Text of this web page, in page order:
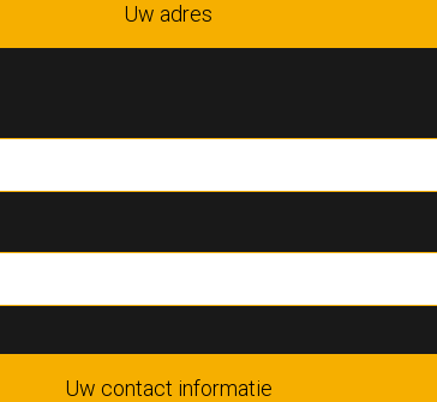
Uw adres
Uw contact informatie